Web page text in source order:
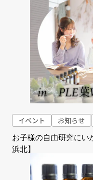
イベント お知らせ
お子様の自由研究にい
浜北】